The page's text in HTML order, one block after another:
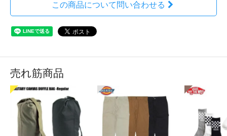
この商品について問い合わせる
売れ筋商品